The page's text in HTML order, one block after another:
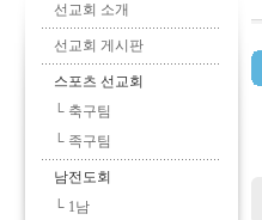
선교회 소개
선교회 게시판
스포츠 선교회
└ 축구팀
└ 족구팀
남전도회
└ 1남